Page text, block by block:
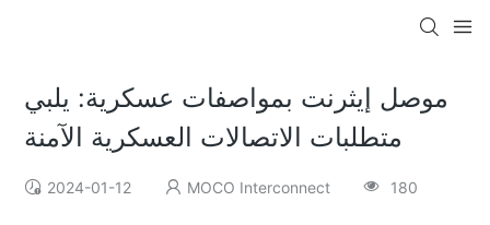
موصل إيثرنت بمواصفات عسكرية: يلبي
متطلبات الاتصالات العسكرية الآمنة
2024-01-12 MOCO Interconnect 180